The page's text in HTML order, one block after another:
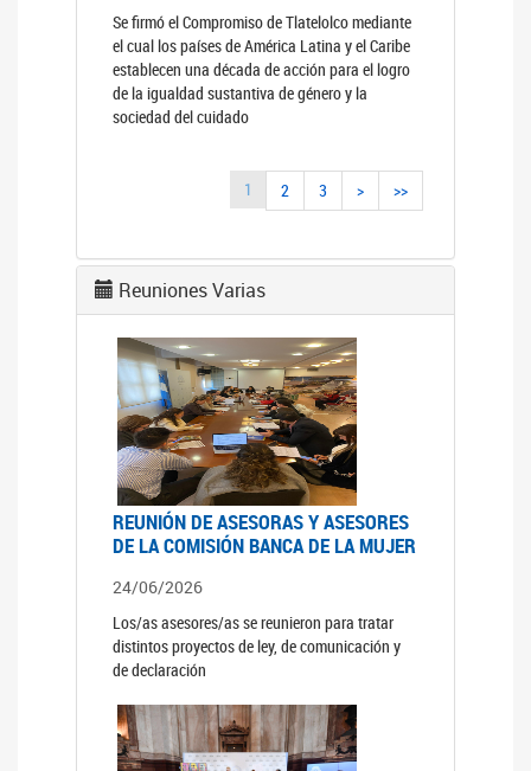
Se firmó el Compromiso de Tlatelolco mediante
el cual los países de América Latina y el Caribe
establecen una década de acción para el logro
de la igualdad sustantiva de género y la
sociedad del cuidado
1 2 3 > >>
Reuniones Varias
REUNIÓN DE ASESORAS Y ASESORES
DE LA COMISIÓN BANCA DE LA MUJER
24/06/2026
Los/as asesores/as se reunieron para tratar
distintos proyectos de ley, de comunicación y
de declaración